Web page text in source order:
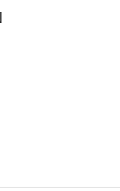
als Alternative
Referenzprinzip